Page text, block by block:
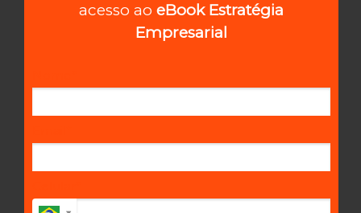
acesso ao eBook Estratégia
Empresarial